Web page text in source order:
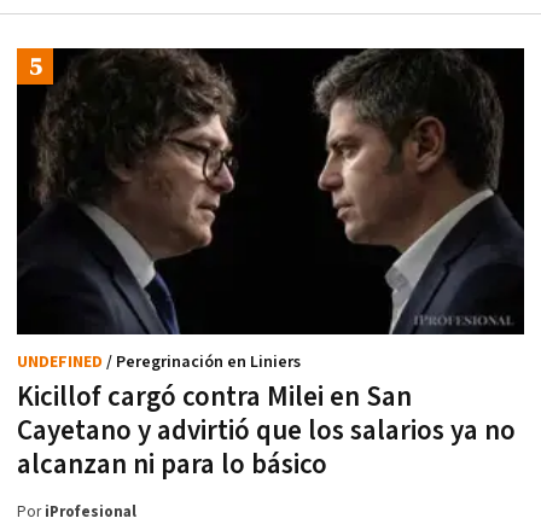
Kicillof cargó contra Milei en San
Cayetano y advirtió que los salarios ya no
alcanzan ni para lo básico
UNDEFINED / Peregrinación en Liniers
PoriProfesional